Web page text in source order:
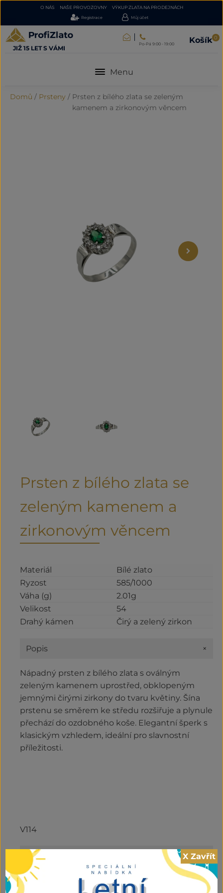
O NÁS NAŠE PROVOZOVNY VÝKUP ZLATA NA PRODEJNÁCH
Registrace Můj účet
JIŽ 15 LET S VÁMI
Po-Pá 9:00 - 19:00 Košík 0
Menu
Domů / Prsteny / Prsten z bílého zlata se zeleným
kamenem a zirkonovým věncem
Prsten z bílého zlata se
zeleným kamenem a
zirkonovým věncem
Materiál
Bílé zlato
Ryzost
585/1000
Váha (g)
2.01g
Velikost
54
Drahý kámen
Čirý a zelený zirkon
Popis +
Nápadný prsten z bílého zlata s oválným
zeleným kamenem uprostřed, obklopeným
jemnými čirými zirkony do tvaru květiny. Šína
prstenu se směrem ke středu rozšiřuje a plynule
přechází do ozdobného koše. Elegantní šperk s
klasickým vzhledem, ideální pro slavnostní
příležitosti.
V114
Hodnocení (0) +
X Zavřít